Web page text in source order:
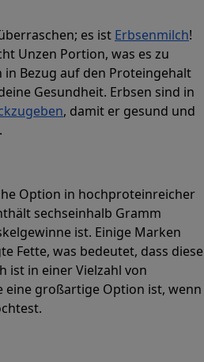
es ist Erbsenmilch!
Unzen Portion, was es zu
Bezug auf den Proteingehalt
Gesundheit. Erbsen sind in
, damit er gesund und
Option in hochproteinreicher
sechseinhalb Gramm
ist. Einige Marken
Fette, was bedeutet, dass diese
ist in einer Vielzahl von
eine großartige Option ist, wenn